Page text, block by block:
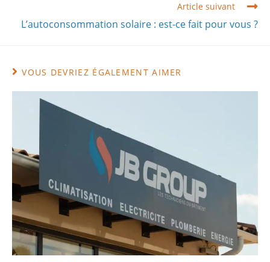
Article suivant
L’autoconsommation solaire : est-ce fait pour vous ?
VOUS DEVRIEZ ÉGALEMENT AIMER